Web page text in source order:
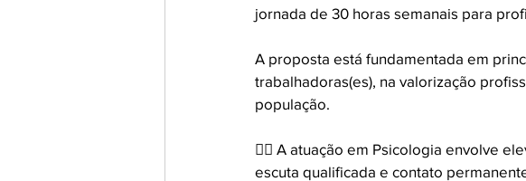
jornada de 30 horas semanais para
A proposta está fundamentada em
trabalhadoras(es), na valorização
população.
👉🏽 A atuação em Psicologia envolve
escuta qualificada e contato